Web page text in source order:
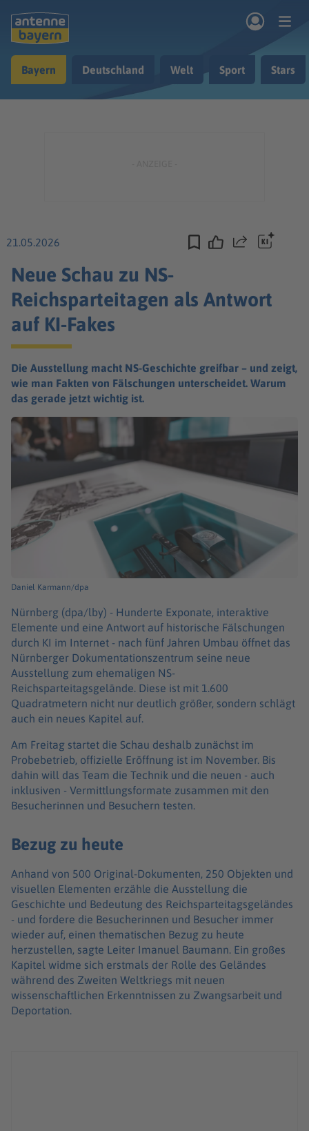
Musik & Radio
Bayern Deutschland Welt Sport Stars
21.05.2026 Teilen
Neue Schau zu NS-
Reichsparteitagen als Antwort
auf KI-Fakes
Die Ausstellung macht NS-Geschichte greifbar – und zeigt,
wie man Fakten von Fälschungen unterscheidet. Warum
das gerade jetzt wichtig ist.
Daniel Karmann/dpa
Nürnberg (dpa/lby) - Hunderte Exponate, interaktive
Elemente und eine Antwort auf historische Fälschungen
durch KI im Internet - nach fünf Jahren Umbau öffnet das
Nürnberger Dokumentationszentrum seine neue
Ausstellung zum ehemaligen NS-
Reichsparteitagsgelände. Diese ist mit 1.600
Quadratmetern nicht nur deutlich größer, sondern schlägt
auch ein neues Kapitel auf.
Am Freitag startet die Schau deshalb zunächst im
Probebetrieb, offizielle Eröffnung ist im November. Bis
dahin will das Team die Technik und die neuen - auch
inklusiven - Vermittlungsformate zusammen mit den
Besucherinnen und Besuchern testen.
Bezug zu heute
Anhand von 500 Original-Dokumenten, 250 Objekten und
visuellen Elementen erzähle die Ausstellung die
Geschichte und Bedeutung des Reichsparteitagsgeländes
- und fordere die Besucherinnen und Besucher immer
wieder auf, einen thematischen Bezug zu heute
herzustellen, sagte Leiter Imanuel Baumann. Ein großes
Kapitel widme sich erstmals der Rolle des Geländes
während des Zweiten Weltkriegs mit neuen
wissenschaftlichen Erkenntnissen zu Zwangsarbeit und
Deportation.